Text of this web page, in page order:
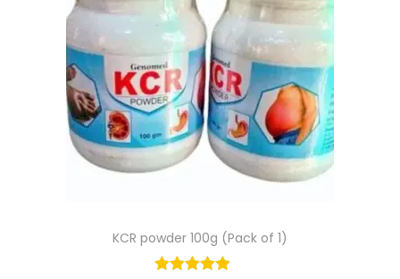
KCR powder 100g (Pack of 1)